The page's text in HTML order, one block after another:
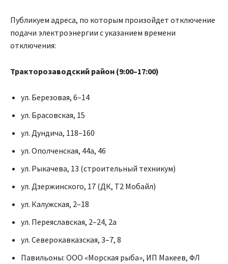
Публикуем адреса, по которым произойдет отключение
подачи электроэнергии с указанием времени
отключения:
Тракторозаводский район (9:00–17:00)
ул. Березовая, 6–14
ул. Брасовская, 15
ул. Дундича, 118–160
ул. Ополченская, 44а, 46
ул. Рыкачева, 13 (строительный техникум)
ул. Дзержинского, 17 (ДК, Т2 Мобайл)
ул. Калужская, 2–18
ул. Переяславская, 2–24, 2а
ул. Северокавказская, 3–7, 8
Павильоны: ООО «Морская рыба», ИП Макеев, ФЛ